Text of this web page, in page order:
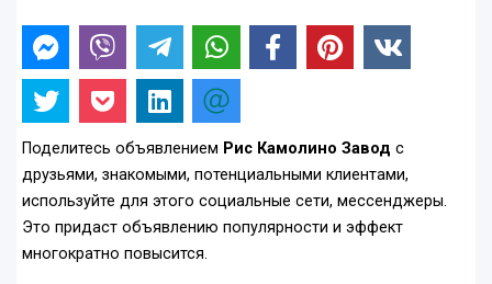
Поделитесь объявлением Рис Камолино Завод с
друзьями, знакомыми, потенциальными клиентами,
используйте для этого социальные сети, мессенджеры.
Это придаст объявлению популярности и эффект
многократно повысится.